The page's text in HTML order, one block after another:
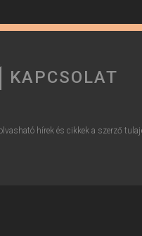
KAPCSOLAT
hírek és cikkek a szerző